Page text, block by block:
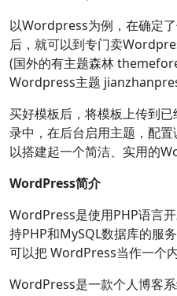
以Wordpress为例，在确定
后，就可以到专门卖
(国外的有主题森林
Wordpress主题
买好模板后，将模板上传到
录中，在后台启用主题，配
以搭建起一个简洁、实用的
WordPress简介
WordPress是使用PHP语言
持PHP和MySQL数据库的服
可以把 WordPress当作一个
WordPress是一款个人博客